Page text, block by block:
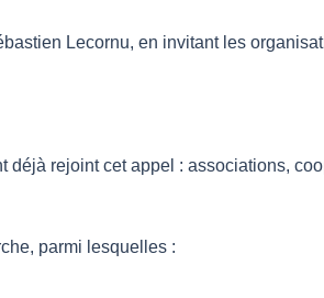
Lecornu, en invitant les
rejoint cet appel : associations,
parmi lesquelles :